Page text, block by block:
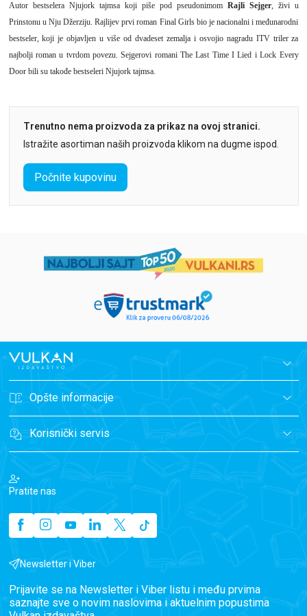
Autor bestselera Njujork tajmsa koji piše pod pseudonimom Rajli Sejger, živi u
Prinstonu u Nju Džerziju. Rajlijev prvi roman Final Girls bio je nacionalni i međunarodni
bestseler, koji je objavljen u više od dvadeset zemalja i osvojio nagradu ITV triler za
najbolji roman u tvrdom povezu. Sejgerovi romani The Last Time I Lied i Lock Every
Door bili su takođe bestseleri Njujork tajmsa.
Trenutno nema proizvoda za prikaz na ovoj stranici.
Istražite asortiman naših proizvoda klikom na dugme ispod.
Počnite kupovinu
Opšte informacije
Korisnički servis
Pratite nas
Newsletter i Viber
Prijavite se na Newsletter i Viber listu i među prvima
saznajte sve o novim naslovima i aktuelnim popustima